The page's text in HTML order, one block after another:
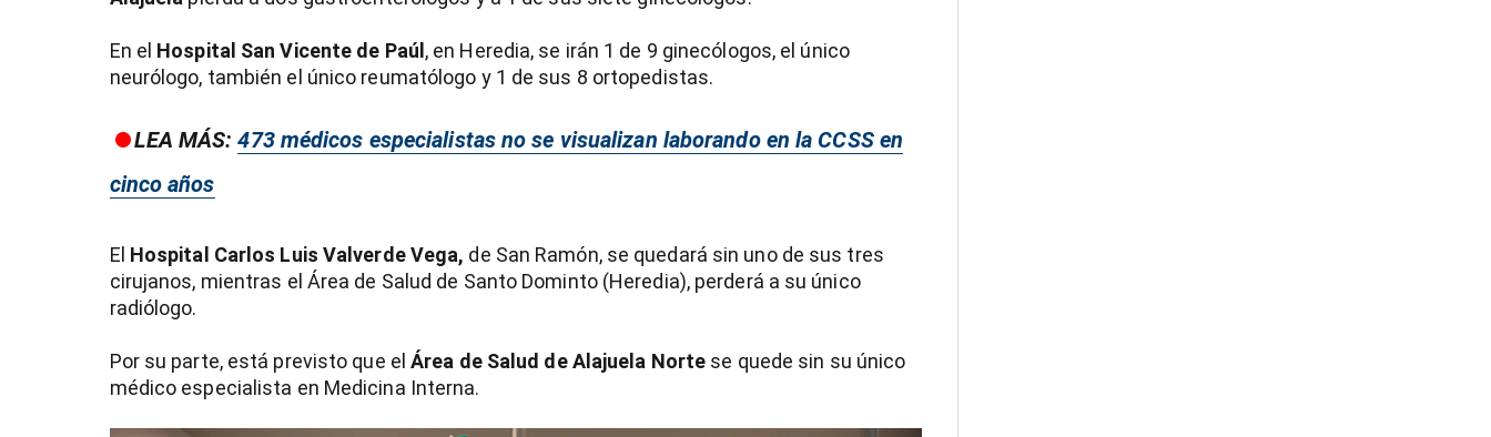
En el Hospital San Vicente de Paúl , en Heredia, se irán 1 de 9 ginecólogos, el único
neurólogo, también el único reumatólogo y 1 de sus 8 ortopedistas.
LEA MÁS:473 médicos especialistas no se visualizan laborando en la CCSS en
cinco años
El Hospital Carlos Luis Valverde Vega, de San Ramón, se quedará sin uno de sus tres
cirujanos, mientras el Área de Salud de Santo Dominto (Heredia), perderá a su único
radiólogo.
Por su parte, está previsto que el Área de Salud de Alajuela Norte se quede sin su único
médico especialista en Medicina Interna.